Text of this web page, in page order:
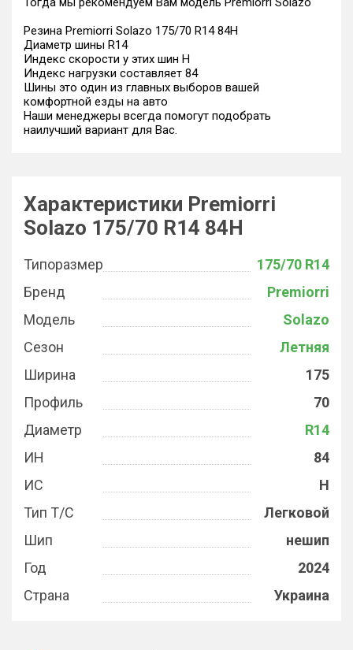
Резина Premiorri Solazo 175/70 R14 84H
Диаметр шины R14
Индекс скорости у этих шин H
Индекс нагрузки составляет 84
Шины это один из главных выборов вашей
комфортной езды на авто
Наши менеджеры всегда помогут подобрать
наилучший вариант для Вас.
Характеристики Premiorri
Solazo 175/70 R14 84H
Типоразмер
175/70 R14
Бренд
Premiorri
Модель
Solazo
Сезон
Летняя
Ширина
175
Профиль
70
Диаметр
R14
ИН
84
ИС
H
Тип Т/С
Легковой
Шип
нешип
Год
2024
Страна
Украина